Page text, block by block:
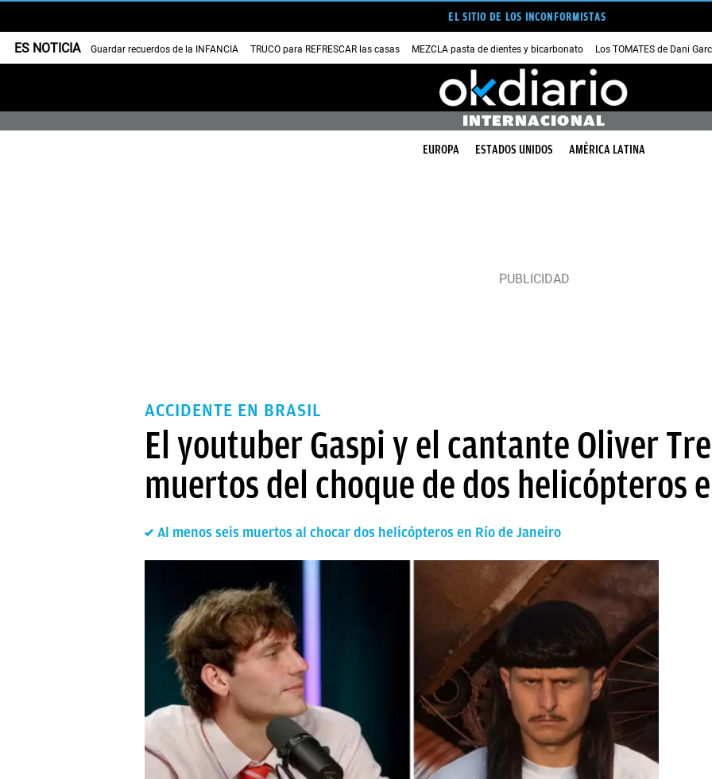
EL SITIO DE LOS INCONFORMISTAS
ES NOTICIA Guardar recuerdos de la INFANCIA TRUCO para REFRESCAR las casas MEZCLA pasta de dientes y bicarbonato Los TOMATES de Dani
INTERNACIONAL
EUROPA ESTADOS UNIDOS AMÉRICA LATINA
ACCIDENTE EN BRASIL
El youtuber Gaspi y el cantante Oliver
muertos del choque de dos helicópteros
Al menos seis muertos al chocar dos helicópteros en Río de Janeiro